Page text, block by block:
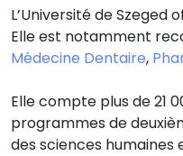
L’Université de
Elle est notamment
Médecine Dentaire,
Elle compte plus de 21
programmes de
des sciences humaines